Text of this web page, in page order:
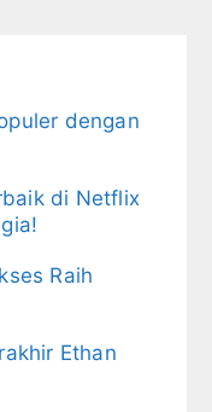
dengan
di Netflix
Raih
Ethan